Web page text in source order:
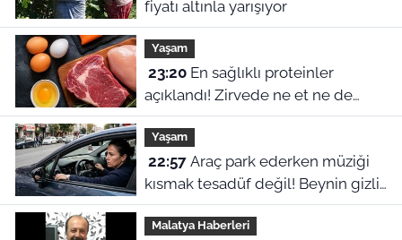
fiyatı altınla yarışıyor
Yaşam
23:20En sağlıklı proteinler
açıklandı! Zirvede ne et ne de
yumurta var
Yaşam
22:57Araç park ederken müziği
kısmak tesadüf değil! Beynin gizli
refleksiymiş
Malatya Haberleri